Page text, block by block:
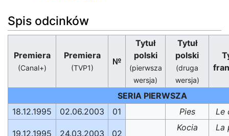
Spis odcinków
Premiera
(Canal+)
Premiera
(TVP1)
№
Tytuł
polski
(pierwsza
wersja)
Tytuł
polski
(druga
wersja)
SERIA PIERWSZA
18.12.1995
02.06.2003 01 Pies Le
19.12.1995 24.03.2003 02
Kocia
La